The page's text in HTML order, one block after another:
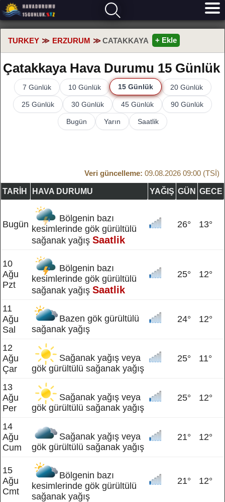
TURKEY ERZURUM CATAKKAYA + Ekle
Çatakkaya Hava Durumu 15 Günlük
7 Günlük 10 Günlük 15 Günlük 20 Günlük
25 Günlük 30 Günlük 45 Günlük 90 Günlük
Bugün Yarın Saatlik
Veri güncelleme: 09.08.2026 09:00 (TSİ)
TARIH HAVA DURUMU YAĞIŞ GÜN GECE
Bugün
Bölgenin bazı
kesimlerinde gök gürültülü
sağanak yağış Saatlik
26° 13°
10
Ağu
Pzt
Bölgenin bazı
kesimlerinde gök gürültülü
sağanak yağış Saatlik
25° 12°
11
Ağu
Sal
Bazen gök gürültülü
sağanak yağış
24° 12°
12
Ağu
Çar
Sağanak yağış veya
gök gürültülü sağanak yağış
25° 11°
13
Ağu
Per
Sağanak yağış veya
gök gürültülü sağanak yağış
25° 12°
14
Ağu
Cum
Sağanak yağış veya
gök gürültülü sağanak yağış
21° 12°
15
Ağu
Cmt
Bölgenin bazı
kesimlerinde gök gürültülü
sağanak yağış
21° 12°